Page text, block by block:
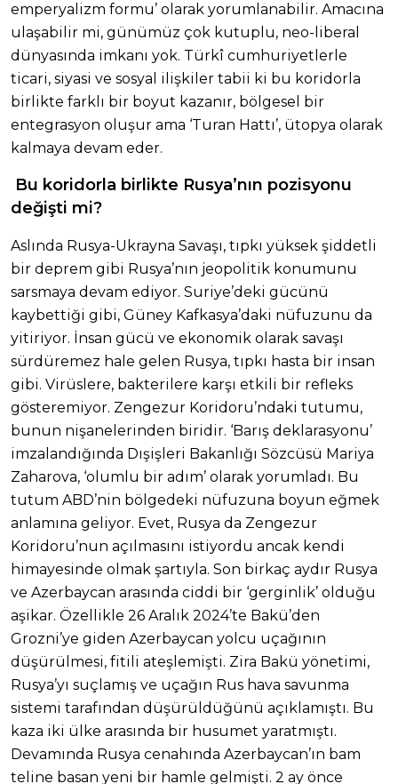
emperyalizm formu’ olarak yorumlanabilir. Amacına
ulaşabilir mi, günümüz çok kutuplu, neo-liberal
dünyasında imkanı yok. Türkî cumhuriyetlerle
ticari, siyasi ve sosyal ilişkiler tabii ki bu koridorla
birlikte farklı bir boyut kazanır, bölgesel bir
entegrasyon oluşur ama ‘Turan Hattı’, ütopya olarak
kalmaya devam eder.
Bu koridorla birlikte Rusya’nın pozisyonu
değişti mi?
Aslında Rusya-Ukrayna Savaşı, tıpkı yüksek şiddetli
bir deprem gibi Rusya’nın jeopolitik konumunu
sarsmaya devam ediyor. Suriye’deki gücünü
kaybettiği gibi, Güney Kafkasya’daki nüfuzunu da
yitiriyor. İnsan gücü ve ekonomik olarak savaşı
sürdüremez hale gelen Rusya, tıpkı hasta bir insan
gibi. Virüslere, bakterilere karşı etkili bir refleks
gösteremiyor. Zengezur Koridoru’ndaki tutumu,
bunun nişanelerinden biridir. ‘Barış deklarasyonu’
imzalandığında Dışişleri Bakanlığı Sözcüsü Mariya
Zaharova, ‘olumlu bir adım’ olarak yorumladı. Bu
tutum ABD’nin bölgedeki nüfuzuna boyun eğmek
anlamına geliyor. Evet, Rusya da Zengezur
Koridoru’nun açılmasını istiyordu ancak kendi
himayesinde olmak şartıyla. Son birkaç aydır Rusya
ve Azerbaycan arasında ciddi bir ‘gerginlik’ olduğu
aşikar. Özellikle 26 Aralık 2024’te Bakü’den
Grozni’ye giden Azerbaycan yolcu uçağının
düşürülmesi, fitili ateşlemişti. Zira Bakü yönetimi,
Rusya’yı suçlamış ve uçağın Rus hava savunma
sistemi tarafından düşürüldüğünü açıklamıştı. Bu
kaza iki ülke arasında bir husumet yaratmıştı.
Devamında Rusya cenahında Azerbaycan’ın bam
teline basan yeni bir hamle gelmişti. 2 ay önce